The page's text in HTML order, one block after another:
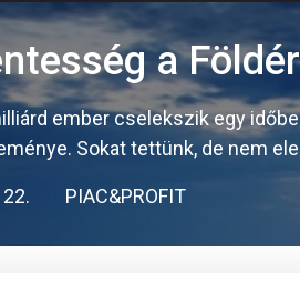
a
ember cselekszik egy
Sokat tettünk, de nem
PIAC&PROFIT